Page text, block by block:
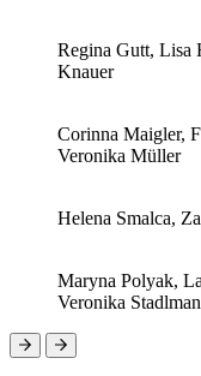
Regina Gutt, Lisa
Knauer
Corinna Maigler,
Veronika Müller
Helena Smalca,
Maryna Polyak,
Veronika